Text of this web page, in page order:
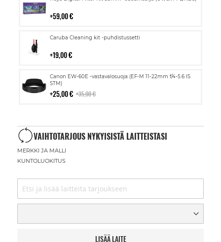
59,00 €
Caruba Cleaning kit -puhdistussetti
19,00 €
Lisää
Canon EW-60E -vastavalosuoja (EF-M 11-22mm f/4-5.6 IS
STM)
25,00 € 35,00 €
Lisää
ostoskoriin
VAIHTOTARJOUS NYKYISISTÄ LAITTEISTASI
MERKKI JA MALLI
KUNTOLUOKITUS
LISÄÄ LAITE